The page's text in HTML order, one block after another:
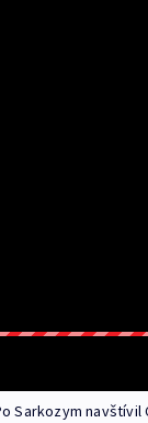
Sarkozym navštívil